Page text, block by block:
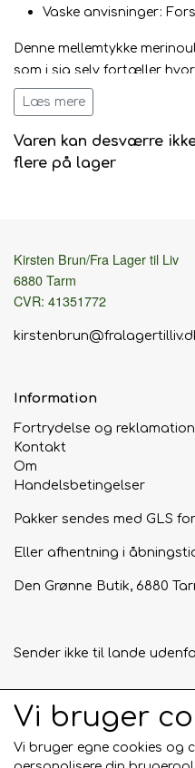
Vaske anvisninger:
Denne mellemtykke
som i sig selv fortæller
baby. børne og
enzymbehandling kan
grader. Det gør det ekstra
Læs mere
Varen kan desværre
flere på lager
Kirsten Brun/Fra Lager til Liv
6880 Tarm
CVR: 41351772
Information
Fortrydelse og reklamation
Kontakt
Om
Handelsbetingelser
Pakker sendes med GLS
Eller afhentning i
Den Grønne Butik, 6880
Sender ikke til lande
Tilmeld mig nyhedsbrevet
Vi bruger
Vi bruger egne cookies og